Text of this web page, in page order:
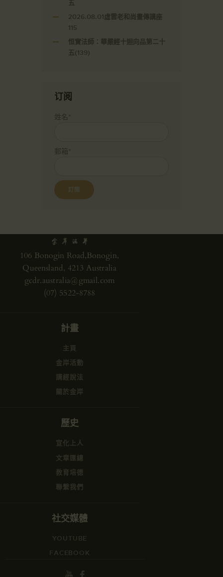
五
2026.08.01虛雲老和尚畫傳講座
115
恒實法師：華嚴經十迴向品第二十
五(139)
订阅
姓名*
郵箱*
106 Bonogin Road,Bonogin,
Queensland, 4213 Australia
gcdr.australia@gmail.com
(07) 5522-8788
計畫
主頁
金岸活動
講經說法
關於金岸
歷史
宣化上人
文章匯總
教育培德
聯繫我們
社交媒體
YOUTUBE
FACEBOOK